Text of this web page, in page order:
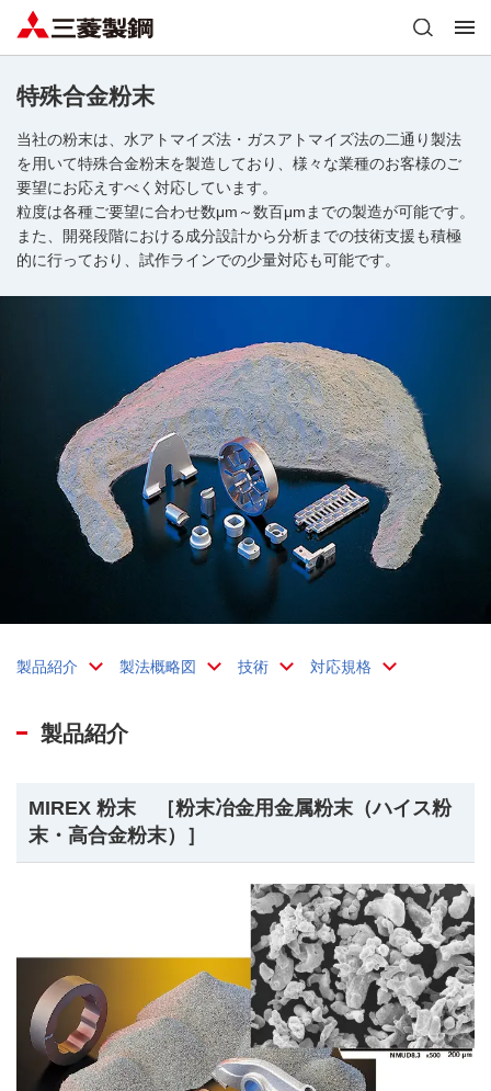
特殊合金粉末
当社の粉末は、水アトマイズ法・ガスアトマイズ法の二通り製法
を用いて特殊合金粉末を製造しており、様々な業種のお客様のご
要望にお応えすべく対応しています。
粒度は各種ご要望に合わせ数μm～数百μmまでの製造が可能です。
また、開発段階における成分設計から分析までの技術支援も積極
的に行っており、試作ラインでの少量対応も可能です。
製品紹介 製法概略図 技術 対応規格
製品紹介
MIREX 粉末 ［粉末冶金用金属粉末（ハイス粉
末・高合金粉末）］